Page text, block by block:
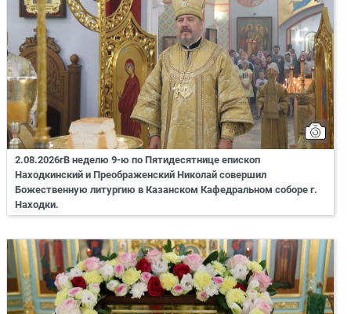
2.08.2026гВ неделю 9-ю по Пятидесятнице епископ
Находкинский и Преображенский Николай совершил
Божественную литургию в Казанском Кафедральном соборе г.
Находки.